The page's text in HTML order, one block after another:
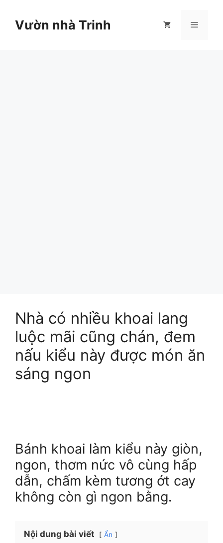
Vườn nhà Trinh Menu
Nhà có nhiều khoai lang
luộc mãi cũng chán, đem
nấu kiểu này được món ăn
sáng ngon
Bánh khoai làm kiểu này giòn,
ngon, thơm nức vô cùng hấp
dẫn, chấm kèm tương ớt cay
không còn gì ngon bằng.
Nội dung bài viết Ẩn